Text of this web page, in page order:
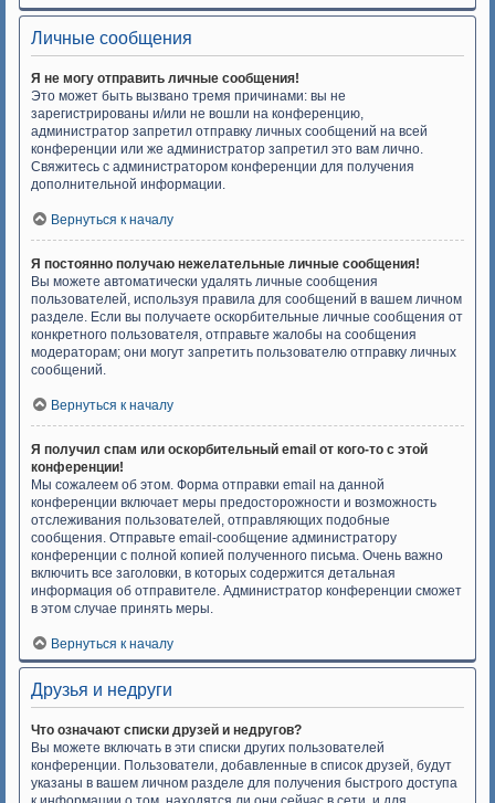
Личные сообщения
Я не могу отправить личные сообщения!
Это может быть вызвано тремя причинами: вы не
зарегистрированы и/или не вошли на конференцию,
администратор запретил отправку личных сообщений на всей
конференции или же администратор запретил это вам лично.
Свяжитесь с администратором конференции для получения
дополнительной информации.
Вернуться к началу
Я постоянно получаю нежелательные личные сообщения!
Вы можете автоматически удалять личные сообщения
пользователей, используя правила для сообщений в вашем личном
разделе. Если вы получаете оскорбительные личные сообщения от
конкретного пользователя, отправьте жалобы на сообщения
модераторам; они могут запретить пользователю отправку личных
сообщений.
Вернуться к началу
Я получил спам или оскорбительный email от кого-то с этой
конференции!
Мы сожалеем об этом. Форма отправки email на данной
конференции включает меры предосторожности и возможность
отслеживания пользователей, отправляющих подобные
сообщения. Отправьте email-сообщение администратору
конференции с полной копией полученного письма. Очень важно
включить все заголовки, в которых содержится детальная
информация об отправителе. Администратор конференции сможет
в этом случае принять меры.
Вернуться к началу
Друзья и недруги
Что означают списки друзей и недругов?
Вы можете включать в эти списки других пользователей
конференции. Пользователи, добавленные в список друзей, будут
указаны в вашем личном разделе для получения быстрого доступа